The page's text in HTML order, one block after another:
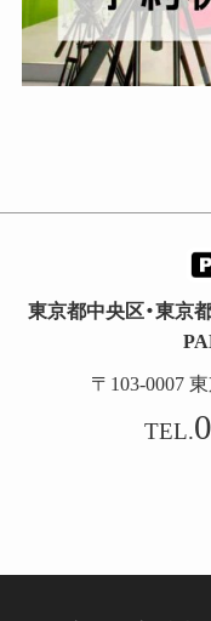
東京都中央区・東京
〒103-0007
TEL.